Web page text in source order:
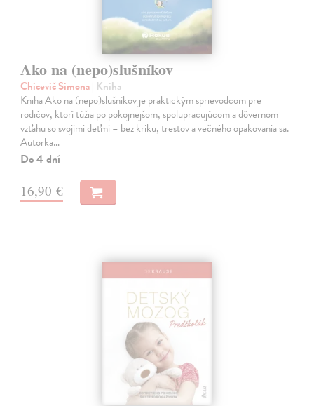
Ako na (nepo)slušníkov
Chicevič Simona| Kniha
Kniha Ako na (nepo)slušníkov je praktickým sprievodcom pre
rodičov, ktorí túžia po pokojnejšom, spolupracujúcom a dôvernom
vzťahu so svojimi deťmi – bez kriku, trestov a večného opakovania sa.
Autorka…
Do 4 dní
16,90 €